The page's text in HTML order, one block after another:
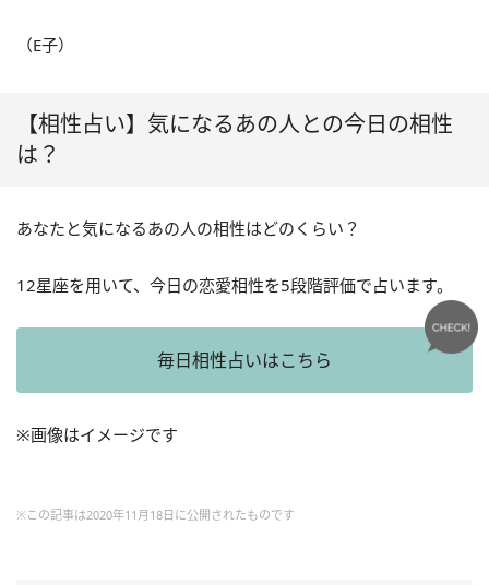
（E子）
【相性占い】気になるあの人との今日の相性
は？
あなたと気になるあの人の相性はどのくらい？
12星座を用いて、今日の恋愛相性を5段階評価で占います。
毎日相性占いはこちら
※画像はイメージです
※この記事は2020年11月18日に公開されたものです